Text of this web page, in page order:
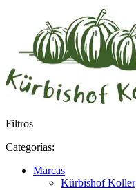
Filtros
Categorías:
Marcas
Kürbishof Koller